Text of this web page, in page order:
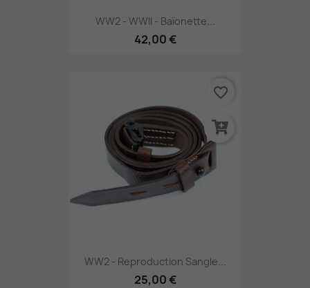
WW2 - WWII - Baïonette...
42,00 €
WW2 - Reproduction Sangle...
25,00 €
favorite_border